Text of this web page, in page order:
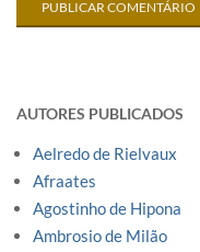
AUTORES PUBLICADOS
Aelredo de Rielvaux
Afraates
Agostinho de Hipona
Ambrosio de Milão